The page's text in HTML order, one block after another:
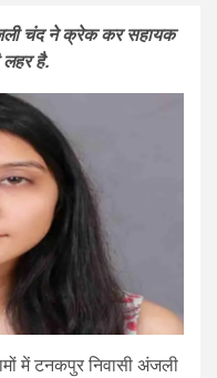
चंद ने क्रेक कर सहायक
लहर है.
में टनकपुर निवासी अंजली